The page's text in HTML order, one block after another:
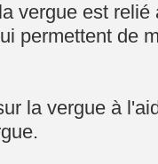
vergue est
permettent de
la vergue à